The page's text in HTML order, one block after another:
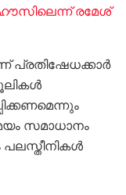
രമേശ്
പ്രതിഷേധക്കാർ
സമാധാനം